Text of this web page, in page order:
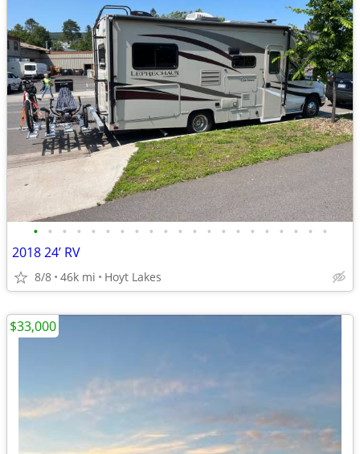
• • • • • • • • • • • • • • • • • • • • •
2018 24’ RV
8/8 46k mi Hoyt Lakes
$33,000